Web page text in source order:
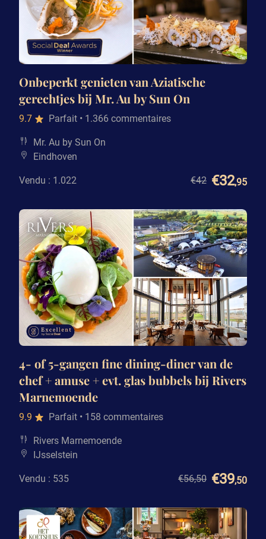
Onbeperkt genieten van Aziatische
gerechtjes bij Mr. Au by Sun On
9.7 Parfait • 1.366 commentaires
Mr. Au by Sun On
Eindhoven
Vendu : 1.022 €42 €32,95
4- of 5-gangen fine dining-diner van de
chef + amuse + evt. glas bubbels bij Rivers
Marnemoende
9.9 Parfait • 158 commentaires
Rivers Marnemoende
IJsselstein
Vendu : 535 €56,50 €39,50